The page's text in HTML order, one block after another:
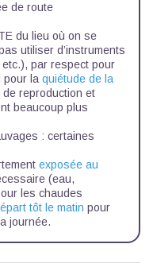
de route
du lieu où on se
utiliser d’instruments
par respect pour
pour la quiétude de la
reproduction et
beaucoup plus
: certaines
exposée au
(eau,
les chaudes
tôt le matin pour
journée.